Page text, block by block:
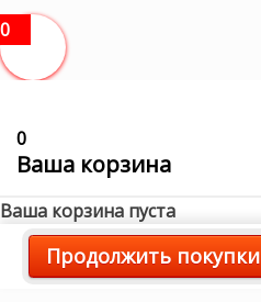
0
0
Ваша корзина
Ваша корзина пуста
Продолжить покупки